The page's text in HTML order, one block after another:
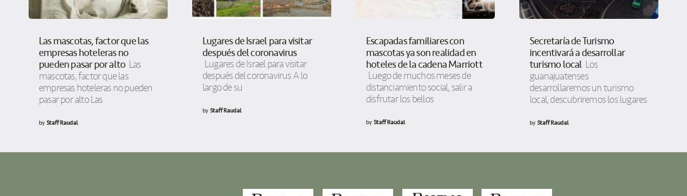
Las mascotas, factor que las
empresas hoteleras no
pueden pasar por alto Las
mascotas, factor que las
empresas hoteleras no pueden
pasar por alto Las
byStaff Raudal
Lugares de Israel para visitar
después del coronavirus
Lugares de Israel para visitar
después del coronavirus A lo
largo de su
byStaff Raudal
Escapadas familiares con
mascotas ya son realidad en
hoteles de la cadena Marriott
Luego de muchos meses de
distanciamiento social, salir a
disfrutar los bellos
byStaff Raudal
Secretaría de Turismo
incentivará a desarrollar
turismo local Los
guanajuatenses
desarrollaremos un turismo
local, descubriremos los lugares
byStaff Raudal